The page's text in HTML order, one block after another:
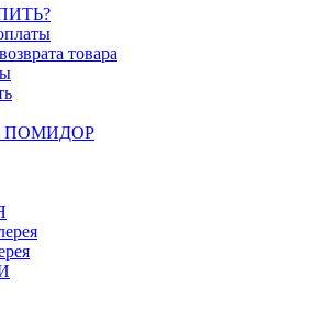
товара
ПОМИДОР